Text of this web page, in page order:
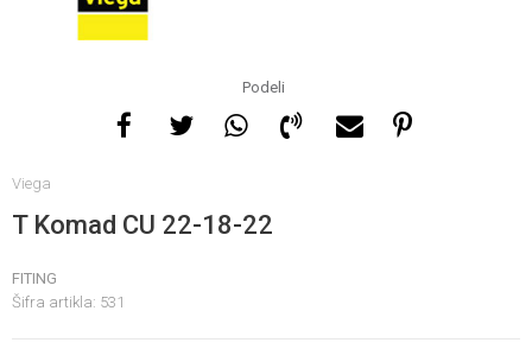
Podeli
Viega
T Komad CU 22-18-22
FITING
Šifra artikla: 531